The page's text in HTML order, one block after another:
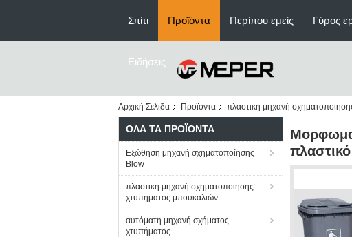
Σπίτι Προϊόντα Περίπου εμείς Γύρος
Ειδήσεις
Αρχική Σελίδα Προϊόντα πλαστική μηχανή
ΌΛΑ ΤΑ ΠΡΟΪΌΝΤΑ
Εξώθηση μηχανή σχηματοποίησης
Blow
πλαστική μηχανή σχηματοποίησης
χτυπήματος μπουκαλιών
αυτόματη μηχανή σχήματος
χτυπήματος